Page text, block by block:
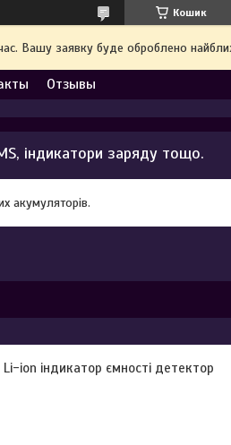
Кошик
Вашу заявку буде оброблено
Отзывы
індикатори заряду тощо.
акумуляторів.
ion індикатор ємності детектор